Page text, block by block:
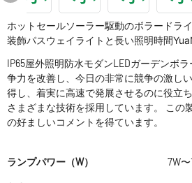
ホットセールソーラー駆動のボラードラ
装飾パスウェイライトと長い照明時間
IP65屋外照明防水モダンLEDガーデンボ
争力を改善し、今日の非常に競争の激し
得し、着実に高速で発展させるのに役立
さまざまな技術を採用しています。 この
の好ましいコメントを得ています。
ランプパワー（W） 7W〜